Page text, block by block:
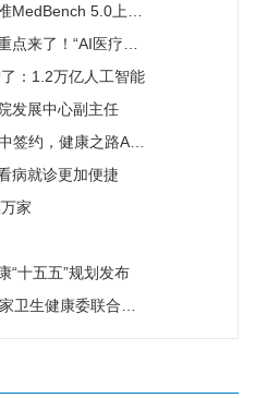
31万次评测持续筑牢安全防线
疗覆盖率100%”成硬指标
：1.2万亿人工智能
发展中心副主任
AI数字员工规模化落地再提速
病就诊更加便捷
家
“十五五”规划发布
基层医疗卫生重点联系城市